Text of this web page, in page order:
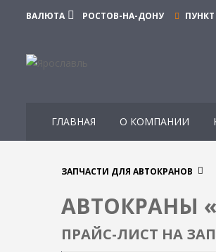
ВАЛЮТА РОСТОВ-НА-ДОНУ
ГЛАВНАЯ О КОМПАНИИ
ЗАПЧАСТИ ДЛЯ АВТОКРАНОВ
АВТОКРАНЫ
ПРАЙС-ЛИСТ НА